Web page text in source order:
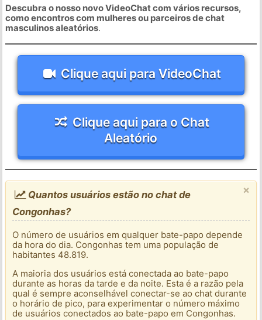
Descubra o nosso novo VideoChat com vários recursos,
como encontros com mulheres ou parceiros de chat
masculinos aleatórios.
Clique aqui para VideoChat
Clique aqui para o Chat
Aleatório
×
Quantos usuários estão no chat de
Congonhas?
O número de usuários em qualquer bate-papo depende
da hora do dia. Congonhas tem uma população de
habitantes 48.819.
A maioria dos usuários está conectada ao bate-papo
durante as horas da tarde e da noite. Esta é a razão pela
qual é sempre aconselhável conectar-se ao chat durante
o horário de pico, para experimentar o número máximo
de usuários conectados ao bate-papo em Congonhas.